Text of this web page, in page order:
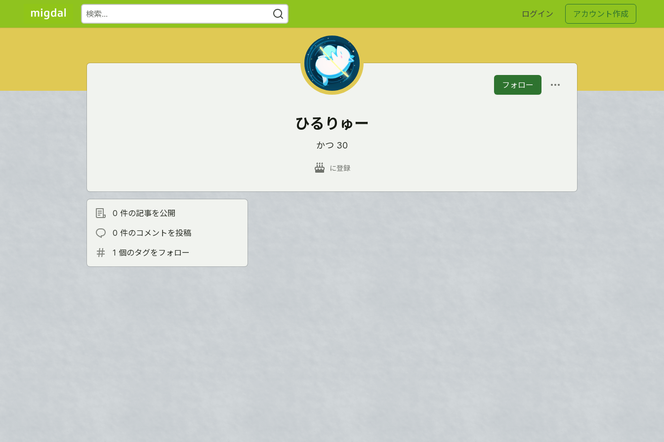
ログイン アカウント作成
フォロー
ひるりゅー
かつ 30
に登録
0 件の記事を公開
0 件のコメントを投稿
1 個のタグをフォロー